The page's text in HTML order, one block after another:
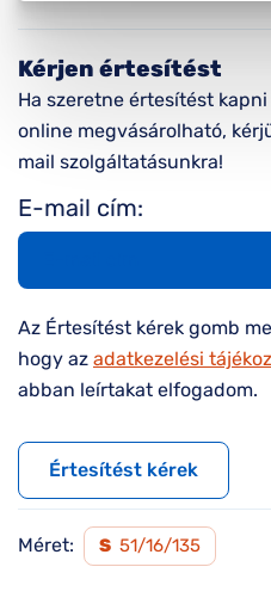
Kérjen értesítést
Ha szeretne értesítést
online megvásárolható,
mail szolgáltatásunkra!
E-mail cím:
Az Értesítést kérek gomb
hogy az adatkezelési
abban leírtakat elfogadom.
Értesítést kérek
Méret: S 51/16/135